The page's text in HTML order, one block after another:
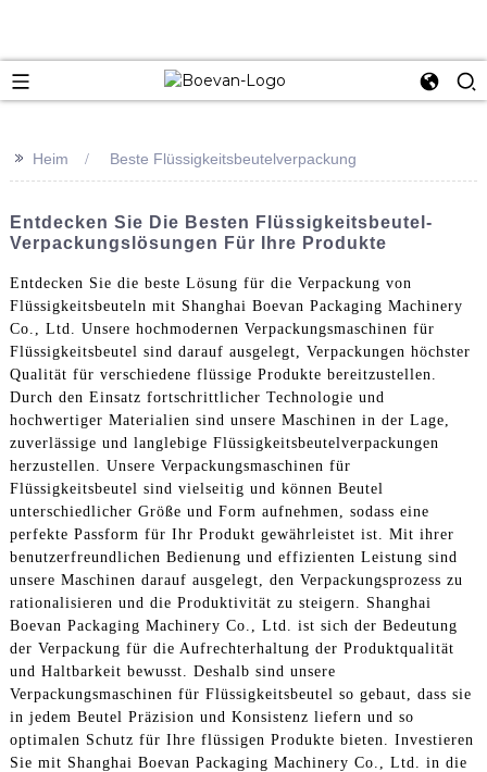
>> Heim Beste Flüssigkeitsbeutelverpackung
Entdecken Sie Die Besten Flüssigkeitsbeutel-
Verpackungslösungen Für Ihre Produkte
Entdecken Sie die beste Lösung für die Verpackung von
Flüssigkeitsbeuteln mit Shanghai Boevan Packaging Machinery
Co., Ltd. Unsere hochmodernen Verpackungsmaschinen für
Flüssigkeitsbeutel sind darauf ausgelegt, Verpackungen höchster
Qualität für verschiedene flüssige Produkte bereitzustellen.
Durch den Einsatz fortschrittlicher Technologie und
hochwertiger Materialien sind unsere Maschinen in der Lage,
zuverlässige und langlebige Flüssigkeitsbeutelverpackungen
herzustellen. Unsere Verpackungsmaschinen für
Flüssigkeitsbeutel sind vielseitig und können Beutel
unterschiedlicher Größe und Form aufnehmen, sodass eine
perfekte Passform für Ihr Produkt gewährleistet ist. Mit ihrer
benutzerfreundlichen Bedienung und effizienten Leistung sind
unsere Maschinen darauf ausgelegt, den Verpackungsprozess zu
rationalisieren und die Produktivität zu steigern. Shanghai
Boevan Packaging Machinery Co., Ltd. ist sich der Bedeutung
der Verpackung für die Aufrechterhaltung der Produktqualität
und Haltbarkeit bewusst. Deshalb sind unsere
Verpackungsmaschinen für Flüssigkeitsbeutel so gebaut, dass sie
in jedem Beutel Präzision und Konsistenz liefern und so
optimalen Schutz für Ihre flüssigen Produkte bieten. Investieren
Sie mit Shanghai Boevan Packaging Machinery Co., Ltd. in die